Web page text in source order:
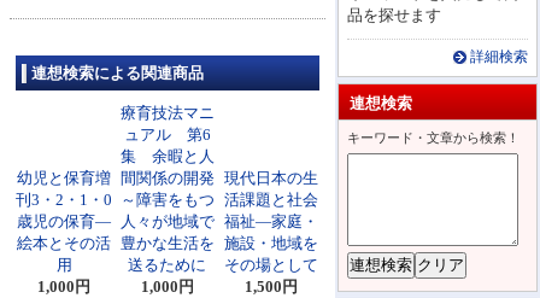
品を探せます
詳細検索
連想検索
キーワード・文章から検索！
連想検索による関連商品
幼児と保育増
刊3・2・1・0
歳児の保育―
絵本とその活
用
1,000円
療育技法マニ
ュアル 第6
集 余暇と人
間関係の開発
～障害をもつ
人々が地域で
豊かな生活を
送るために
1,000円
現代日本の生
活課題と社会
福祉―家庭・
施設・地域を
その場として
1,500円